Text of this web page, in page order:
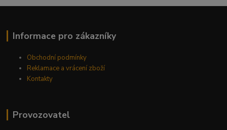
Informace pro zákazníky
Obchodní podmínky
Reklamace a vrácení zboží
Kontakty
Provozovatel